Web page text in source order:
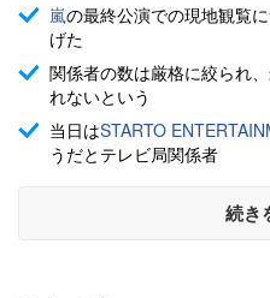
嵐の最終公演での現地観覧
げた
関係者の数は厳格に絞られ
れないという
当日はSTARTO
うだとテレビ局関係者
続き